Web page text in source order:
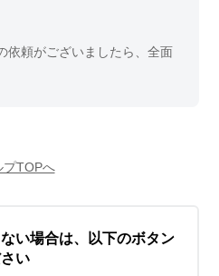
依頼がございましたら、全面
プTOPへ
い場合は、以下のボタン
い